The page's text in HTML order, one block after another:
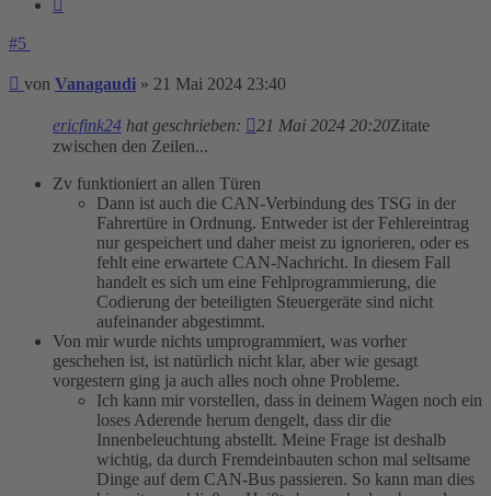
#5
Beitrag
von Vanagaudi » 21 Mai 2024 23:40
ericfink24 hat geschrieben: 21 Mai 2024 20:20Zitate
zwischen den Zeilen...
Zv funktioniert an allen Türen
Dann ist auch die CAN-Verbindung des TSG in der
Fahrertüre in Ordnung. Entweder ist der Fehlereintrag
nur gespeichert und daher meist zu ignorieren, oder es
fehlt eine erwartete CAN-Nachricht. In diesem Fall
handelt es sich um eine Fehlprogrammierung, die
Codierung der beteiligten Steuergeräte sind nicht
aufeinander abgestimmt.
Von mir wurde nichts umprogrammiert, was vorher
geschehen ist, ist natürlich nicht klar, aber wie gesagt
vorgestern ging ja auch alles noch ohne Probleme.
Ich kann mir vorstellen, dass in deinem Wagen noch ein
loses Aderende herum dengelt, dass dir die
Innenbeleuchtung abstellt. Meine Frage ist deshalb
wichtig, da durch Fremdeinbauten schon mal seltsame
Dinge auf dem CAN-Bus passieren. So kann man dies